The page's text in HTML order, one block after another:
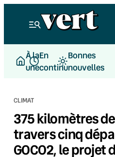
À la
une
En
continu
Bonnes
nouvelles
CLIMAT
375 kilomètres
travers cinq
GOCO2, le projet